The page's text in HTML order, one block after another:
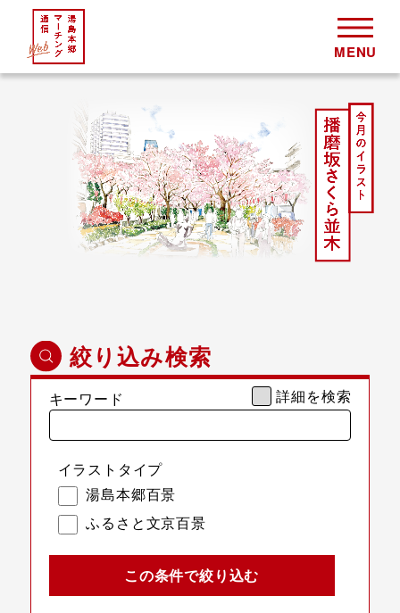
絞り込み検索
イラストタイプ
湯島本郷百景
ふるさと文京百景
キーワード 詳細を検索
この条件で絞り込む